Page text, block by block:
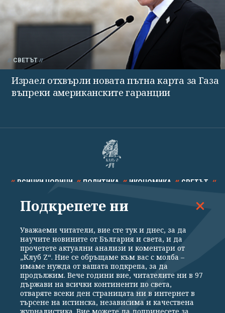
СВЕТЪТ
Израел отхвърли новата пътна карта за Газа
въпреки американските гаранции
ВСИЧКИ НОВИНИ ПОЛИТИКА ИКОНОМИКА СВЕТЪТ
СПОРТ КУЛТУРА ТЕХНОЛОГИИ КАЛЕЙДОСКОП
Общи условия
Политика за поверителност
Реклама
Партньори Контакти
За Клуб Z
Екип
Подкрепете ни
Подкрепете ни
Уважаеми читатели, вие сте тук и днес, за да
научите новините от България и света, и да
прочетете актуални анализи и коментари от
„Клуб Z“. Ние се обръщаме към вас с молба –
имаме нужда от вашата подкрепа, за да
продължим. Вече години вие, читателите ни в 97
държави на всички континенти по света,
отваряте всеки ден страницата ни в интернет в
търсене на истинска, независима и качествена